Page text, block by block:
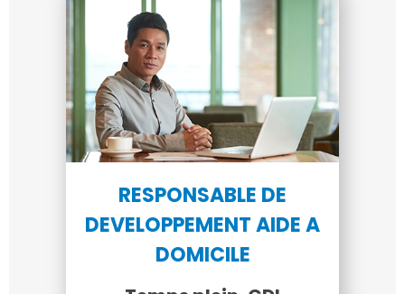
RESPONSABLE DE
DEVELOPPEMENT AIDE A
DOMICILE